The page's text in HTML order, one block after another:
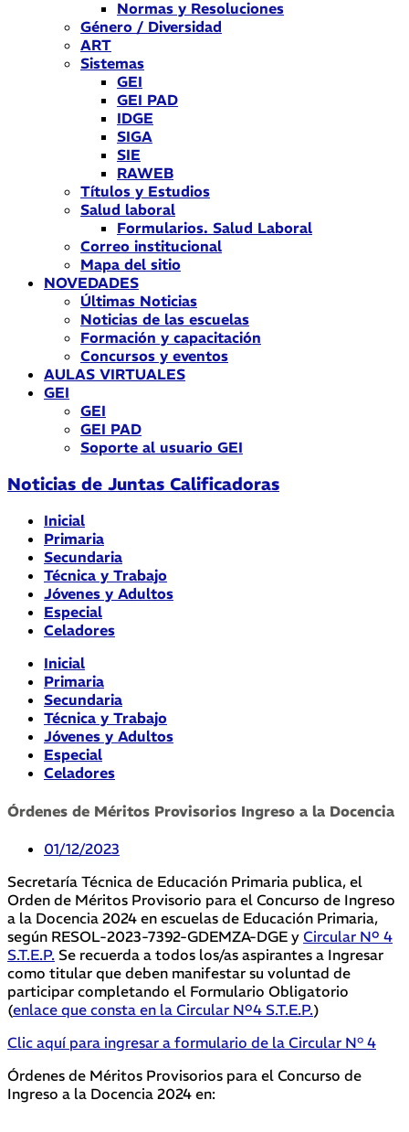
Normas y Resoluciones
Género / Diversidad
ART
Sistemas
GEI
GEI PAD
IDGE
SIGA
SIE
RAWEB
Títulos y Estudios
Salud laboral
Formularios. Salud Laboral
Correo institucional
Mapa del sitio
NOVEDADES
Últimas Noticias
Noticias de las escuelas
Formación y capacitación
Concursos y eventos
AULAS VIRTUALES
GEI
GEI
GEI PAD
Soporte al usuario GEI
Noticias de Juntas Calificadoras
Inicial
Primaria
Secundaria
Técnica y Trabajo
Jóvenes y Adultos
Especial
Celadores
Inicial
Primaria
Secundaria
Técnica y Trabajo
Jóvenes y Adultos
Especial
Celadores
Órdenes de Méritos Provisorios Ingreso a la Docencia
01/12/2023
Secretaría Técnica de Educación Primaria publica, el
Orden de Méritos Provisorio para el Concurso de Ingreso
a la Docencia 2024 en escuelas de Educación Primaria,
según RESOL-2023-7392-GDEMZA-DGE y Circular Nº 4
S.T.E.P. Se recuerda a todos los/as aspirantes a Ingresar
como titular que deben manifestar su voluntad de
participar completando el Formulario Obligatorio
(enlace que consta en la Circular Nº4 S.T.E.P.)
Clic aquí para ingresar a formulario de la Circular N° 4
Órdenes de Méritos Provisorios para el Concurso de
Ingreso a la Docencia 2024 en: